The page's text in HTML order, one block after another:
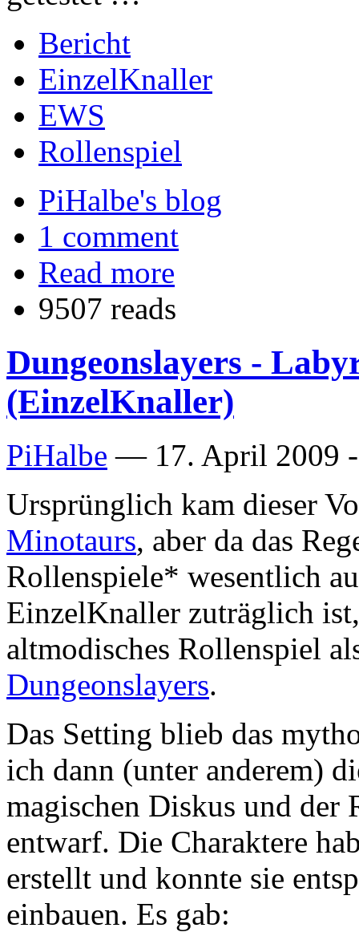
Bericht
EinzelKnaller
EWS
Rollenspiel
PiHalbe's blog
1 comment
Read more
9507 reads
Dungeonslayers -
(EinzelKnaller)
PiHalbe — 17. April 2009
Ursprünglich kam dieser
Minotaurs, aber da das
Rollenspiele* wesentlich
EinzelKnaller zuträglich
altmodisches Rollenspiel
Dungeonslayers.
Das Setting blieb das
ich dann (unter anderem)
magischen Diskus und der
entwarf. Die Charaktere
erstellt und konnte sie
einbauen. Es gab: